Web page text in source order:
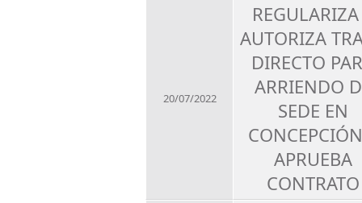
20/07/2022
AUTORIZA
DIRECTO
ARRIENDO
SEDE EN
APRUEBA
CONTRATO